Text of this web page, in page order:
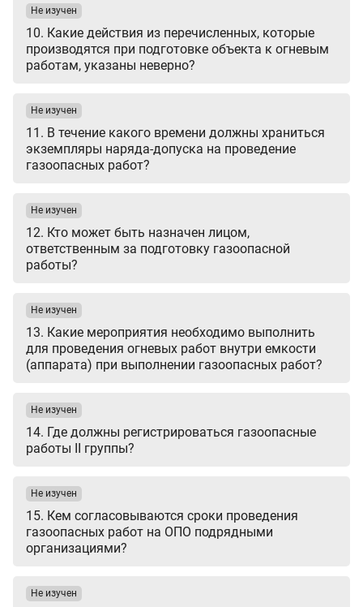
10. Какие действия из перечисленных, которые
производятся при подготовке объекта к огневым
работам, указаны неверно?
Не изучен
11. В течение какого времени должны храниться
экземпляры наряда-допуска на проведение
газоопасных работ?
Не изучен
12. Кто может быть назначен лицом,
ответственным за подготовку газоопасной
работы?
Не изучен
13. Какие мероприятия необходимо выполнить
для проведения огневых работ внутри емкости
(аппарата) при выполнении газоопасных работ?
Не изучен
14. Где должны регистрироваться газоопасные
работы II группы?
Не изучен
15. Кем согласовываются сроки проведения
газоопасных работ на ОПО подрядными
организациями?
Не изучен
Не изучен